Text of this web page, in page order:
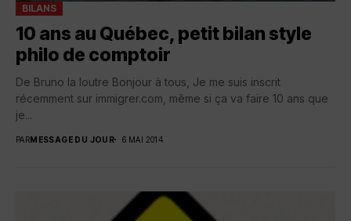
BILANS
10 ans au Québec, petit bilan style
philo de comptoir
De Bruno la loutre Bonjour à tous, Je me suis inscrit
récemment sur immigrer.com, même si ça va faire 10 ans que
je...
PARMESSAGE DU JOUR 6 MAI 2014